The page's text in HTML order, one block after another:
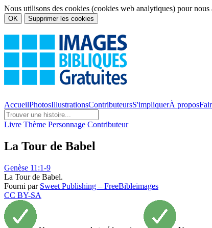
Nous utilisons des cookies (cookies web analytiques) pour
OK Supprimer les cookies
AccueilPhotosIllustrationsContributeursS'impliquerÀ propos
Livre Thème Personnage Contributeur
La Tour de Babel
Genèse 11:1-9
La Tour de Babel.
Fourni par Sweet Publishing – FreeBibleimages
CC BY-SA